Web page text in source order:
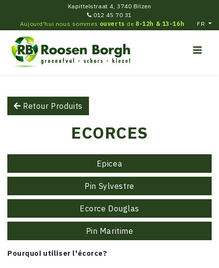
Kapittelstraat 4, 3740 Bilzen
012 45 70 31
Aujourd'hui nous sommes ouverts de 8-12h & 13-16h FR
Retour Produits
ECORCES
Epicea
Pin Sylvestre
Ecorce Douglas
Pin Maritime
Pourquoi utiliser l'écorce?